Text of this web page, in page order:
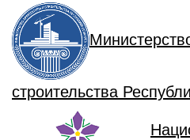
строительства